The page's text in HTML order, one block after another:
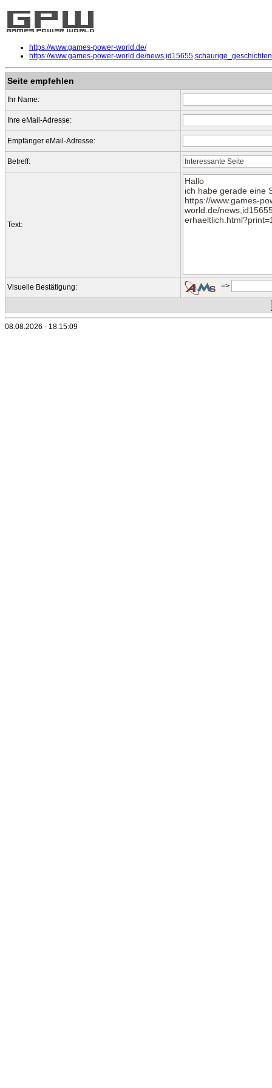
https://www.games-power-world.de/
https://www.games-power-world.de/
Seite empfehlen
Ihr Name:
Ihre eMail-Adresse:
Empfänger eMail-Adresse:
Betreff:
Text:
Visuelle Bestätigung: =>
08.08.2026 - 18:15:09